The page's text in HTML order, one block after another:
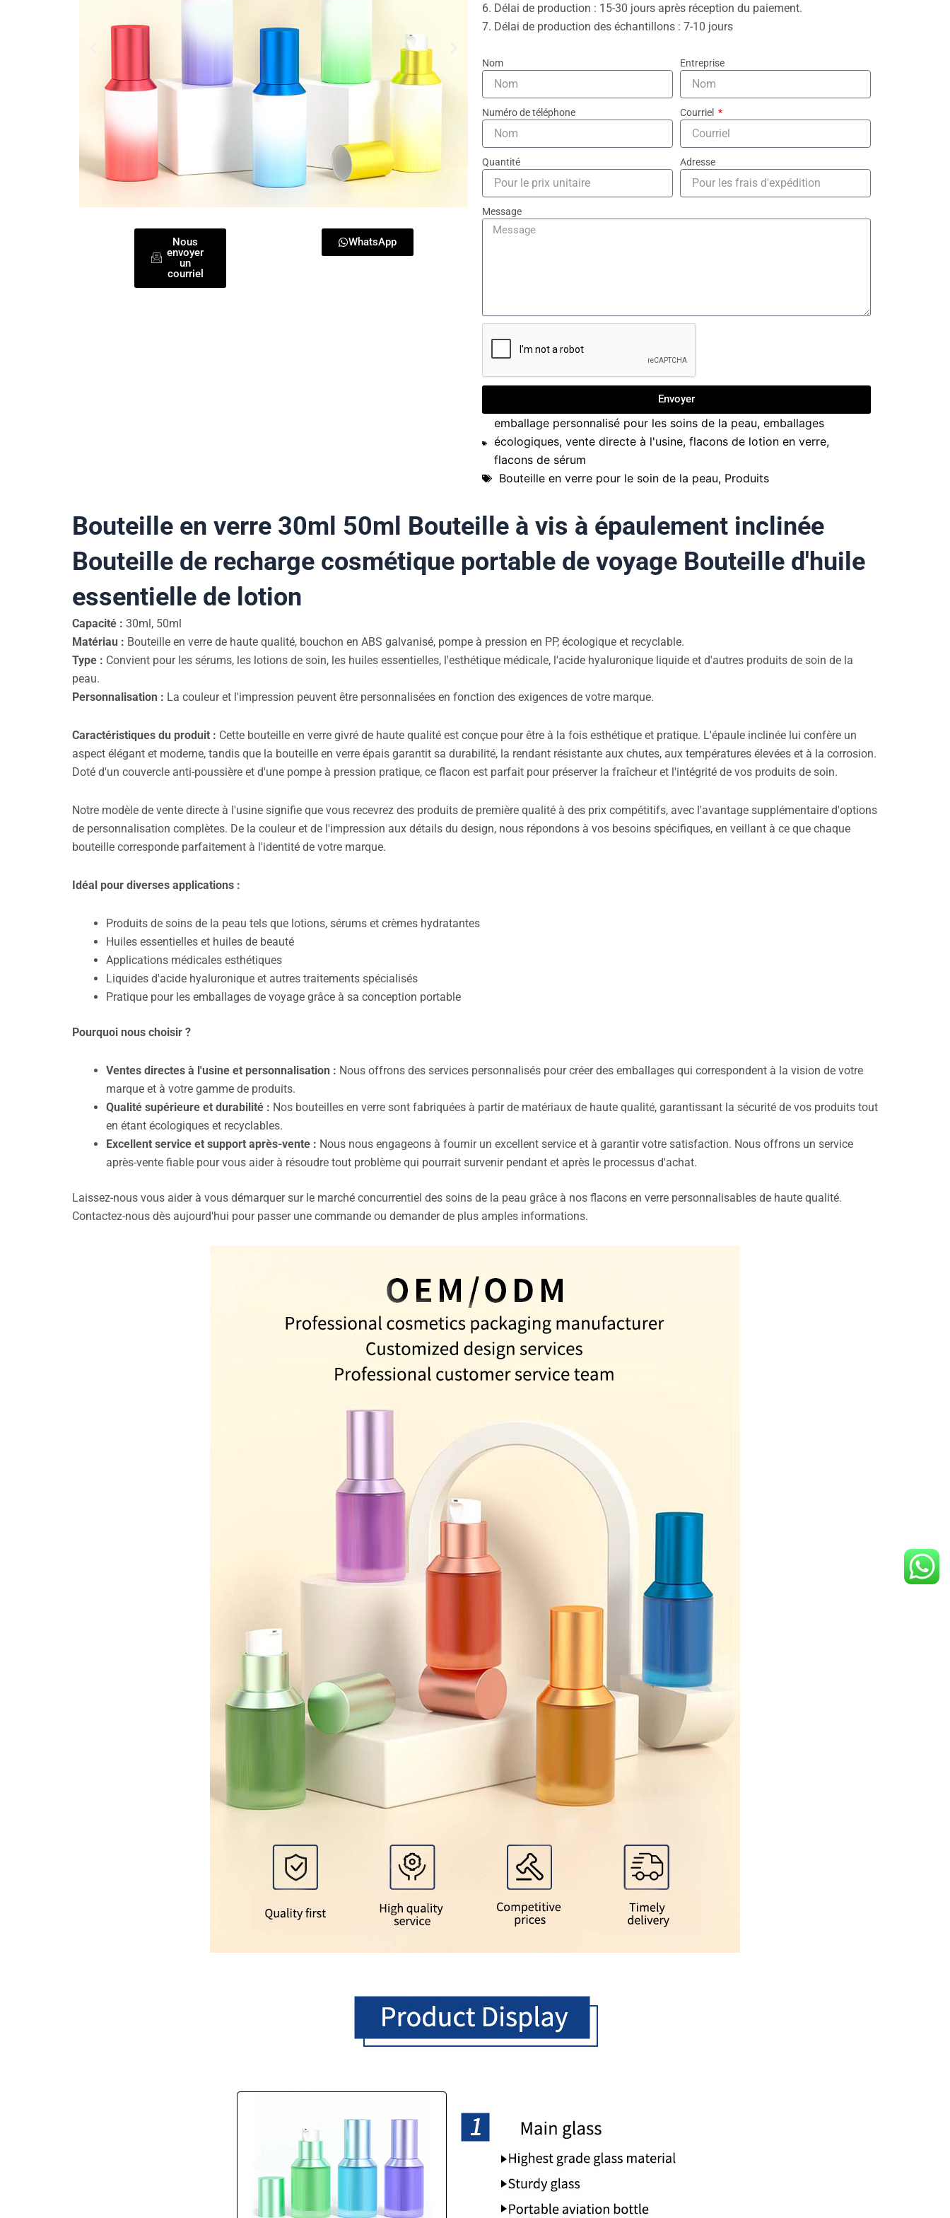
Nous
envoyer
un
courriel
WhatsApp
6. Délai de production : 15-30 jours après réception du paiement.
7. Délai de production des échantillons : 7-10 jours
Nom Entreprise
Numéro de téléphone Courriel
Quantité Adresse
Message
Envoyer
emballage personnalisé pour les soins de la peau, emballages
écologiques, vente directe à l'usine, flacons de lotion en verre,
flacons de sérum
Bouteille en verre pour le soin de la peau, Produits
Bouteille en verre 30ml 50ml Bouteille à vis à épaulement inclinée
Bouteille de recharge cosmétique portable de voyage Bouteille d'huile
essentielle de lotion
Capacité : 30ml, 50ml
Matériau : Bouteille en verre de haute qualité, bouchon en ABS galvanisé, pompe à pression en PP, écologique et recyclable.
Type : Convient pour les sérums, les lotions de soin, les huiles essentielles, l'esthétique médicale, l'acide hyaluronique liquide et d'autres produits de soin de la
peau.
Personnalisation : La couleur et l'impression peuvent être personnalisées en fonction des exigences de votre marque.
Caractéristiques du produit : Cette bouteille en verre givré de haute qualité est conçue pour être à la fois esthétique et pratique. L'épaule inclinée lui confère un
aspect élégant et moderne, tandis que la bouteille en verre épais garantit sa durabilité, la rendant résistante aux chutes, aux températures élevées et à la corrosion.
Doté d'un couvercle anti-poussière et d'une pompe à pression pratique, ce flacon est parfait pour préserver la fraîcheur et l'intégrité de vos produits de soin.
Notre modèle de vente directe à l'usine signifie que vous recevrez des produits de première qualité à des prix compétitifs, avec l'avantage supplémentaire d'options
de personnalisation complètes. De la couleur et de l'impression aux détails du design, nous répondons à vos besoins spécifiques, en veillant à ce que chaque
bouteille corresponde parfaitement à l'identité de votre marque.
Idéal pour diverses applications :
Produits de soins de la peau tels que lotions, sérums et crèmes hydratantes
Huiles essentielles et huiles de beauté
Applications médicales esthétiques
Liquides d'acide hyaluronique et autres traitements spécialisés
Pratique pour les emballages de voyage grâce à sa conception portable
Pourquoi nous choisir ?
Ventes directes à l'usine et personnalisation : Nous offrons des services personnalisés pour créer des emballages qui correspondent à la vision de votre
marque et à votre gamme de produits.
Qualité supérieure et durabilité : Nos bouteilles en verre sont fabriquées à partir de matériaux de haute qualité, garantissant la sécurité de vos produits tout
en étant écologiques et recyclables.
Excellent service et support après-vente : Nous nous engageons à fournir un excellent service et à garantir votre satisfaction. Nous offrons un service
après-vente fiable pour vous aider à résoudre tout problème qui pourrait survenir pendant et après le processus d'achat.
Laissez-nous vous aider à vous démarquer sur le marché concurrentiel des soins de la peau grâce à nos flacons en verre personnalisables de haute qualité.
Contactez-nous dès aujourd'hui pour passer une commande ou demander de plus amples informations.